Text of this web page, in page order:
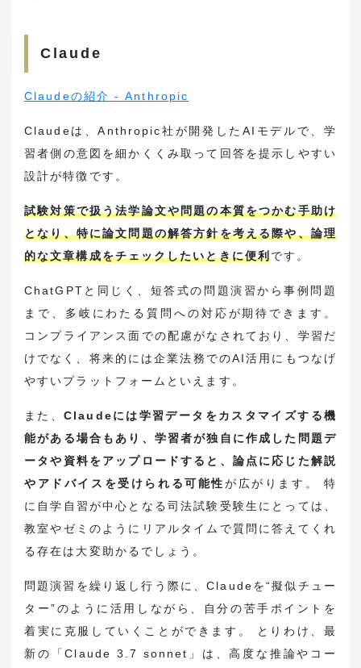
Claude
Claudeの紹介 - Anthropic
Claudeは、Anthropic社が開発したAIモデルで、学
習者側の意図を細かくくみ取って回答を提示しやすい
設計が特徴です。
試験対策で扱う法学論文や問題の本質をつかむ手助け
となり、特に論文問題の解答方針を考える際や、論理
的な文章構成をチェックしたいときに便利です。
ChatGPTと同じく、短答式の問題演習から事例問題
まで、多岐にわたる質問への対応が期待できます。
コンプライアンス面での配慮がなされており、学習だ
けでなく、将来的には企業法務でのAI活用にもつなげ
やすいプラットフォームといえます。
また、Claudeには学習データをカスタマイズする機
能がある場合もあり、学習者が独自に作成した問題デ
ータや資料をアップロードすると、論点に応じた解説
やアドバイスを受けられる可能性が広がります。 特
に自学自習が中心となる司法試験受験生にとっては、
教室やゼミのようにリアルタイムで質問に答えてくれ
る存在は大変助かるでしょう。
問題演習を繰り返し行う際に、Claudeを“擬似チュー
ター”のように活用しながら、自分の苦手ポイントを
着実に克服していくことができます。 とりわけ、最
新の「Claude 3.7 sonnet」は、高度な推論やコー